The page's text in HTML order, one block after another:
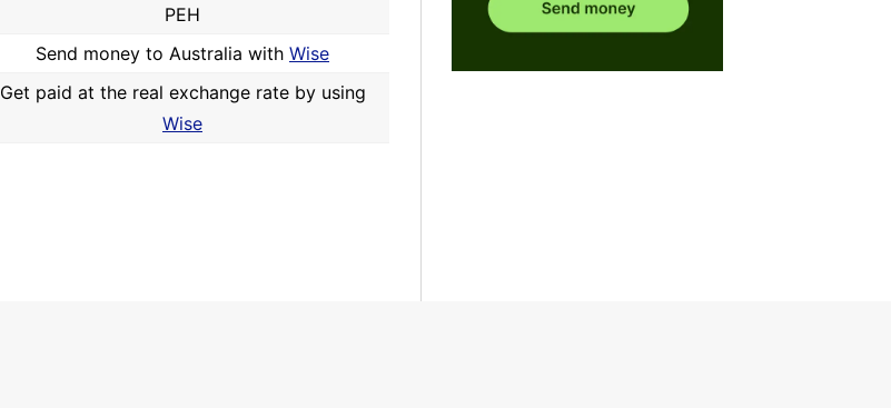
PEH
Send money to Australia with Wise
Get paid at the real exchange rate by using
Wise